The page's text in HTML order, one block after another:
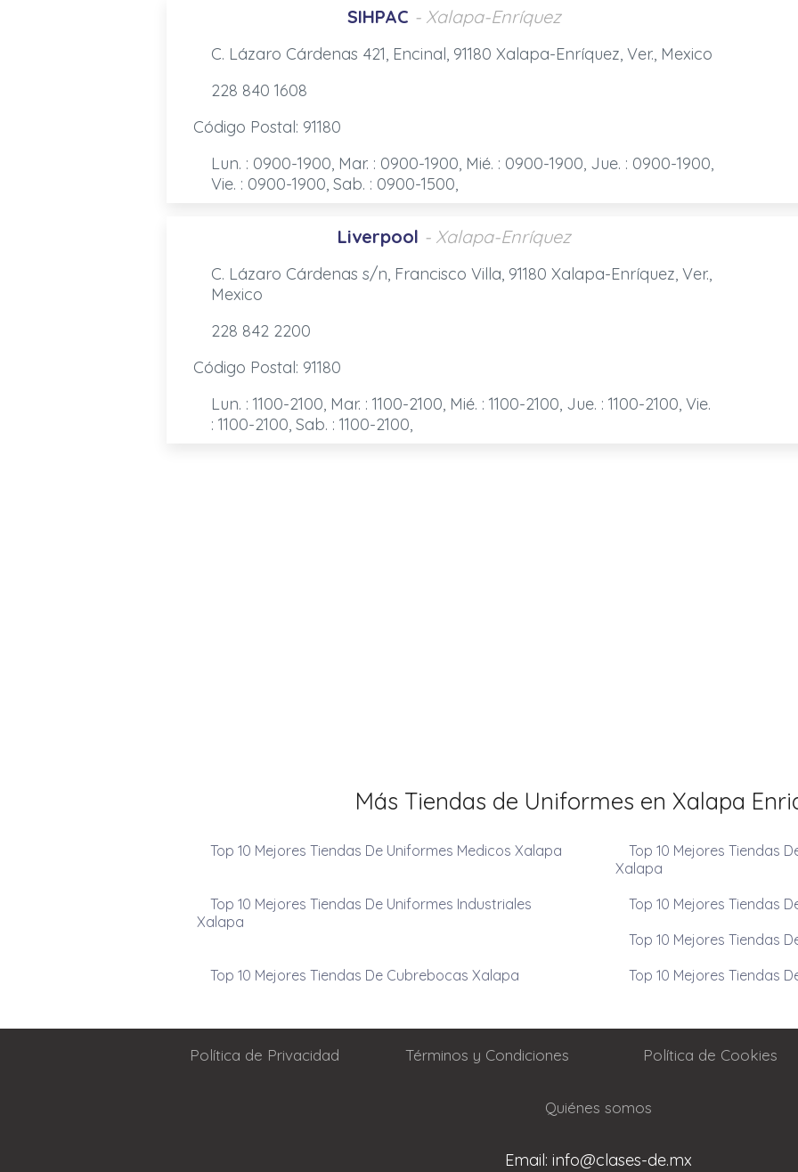
SIHPAC - Xalapa-Enríquez
C. Lázaro Cárdenas 421, Encinal, 91180 Xalapa-Enríquez, Ver., Mexico
228 840 1608
Código Postal: 91180
Lun. : 0900-1900, Mar. : 0900-1900, Mié. : 0900-1900, Jue. : 0900-1900,
Vie. : 0900-1900, Sab. : 0900-1500,
Liverpool - Xalapa-Enríquez
C. Lázaro Cárdenas s/n, Francisco Villa, 91180 Xalapa-Enríquez, Ver.,
Mexico
228 842 2200
Código Postal: 91180
Lun. : 1100-2100, Mar. : 1100-2100, Mié. : 1100-2100, Jue. : 1100-2100, Vie.
: 1100-2100, Sab. : 1100-2100,
Más Tiendas de Uniformes en Xalapa
Top 10 Mejores Tiendas De Uniformes Medicos Xalapa
Top 10 Mejores Tiendas
Xalapa
Top 10 Mejores Tiendas De Uniformes Industriales
Xalapa
Top 10 Mejores Tiendas
Top 10 Mejores Tiendas
Top 10 Mejores Tiendas De Cubrebocas Xalapa
Top 10 Mejores Tiendas
Política de Privacidad Términos y Condiciones Política de Cookies
Quiénes somos
Email: info@clases-de.mx